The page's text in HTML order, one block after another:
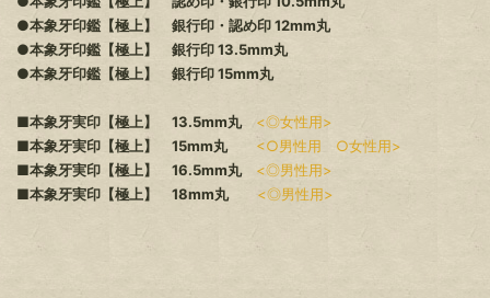
●本象牙印鑑【極上】 銀行印・認め印 12mm丸
●本象牙印鑑【極上】 銀行印 13.5mm丸
●本象牙印鑑【極上】 銀行印 15mm丸
■本象牙実印【極上】 13.5mm丸<◎女性用>
■本象牙実印【極上】 15mm丸<○男性用 ○女性用>
■本象牙実印【極上】 16.5mm丸<◎男性用>
■本象牙実印【極上】 18mm丸<◎男性用>